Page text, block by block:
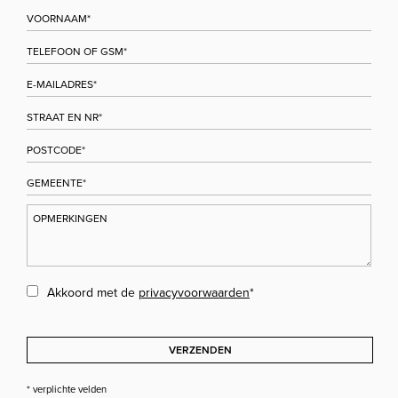
Akkoord met de privacyvoorwaarden*
VERZENDEN
* verplichte velden